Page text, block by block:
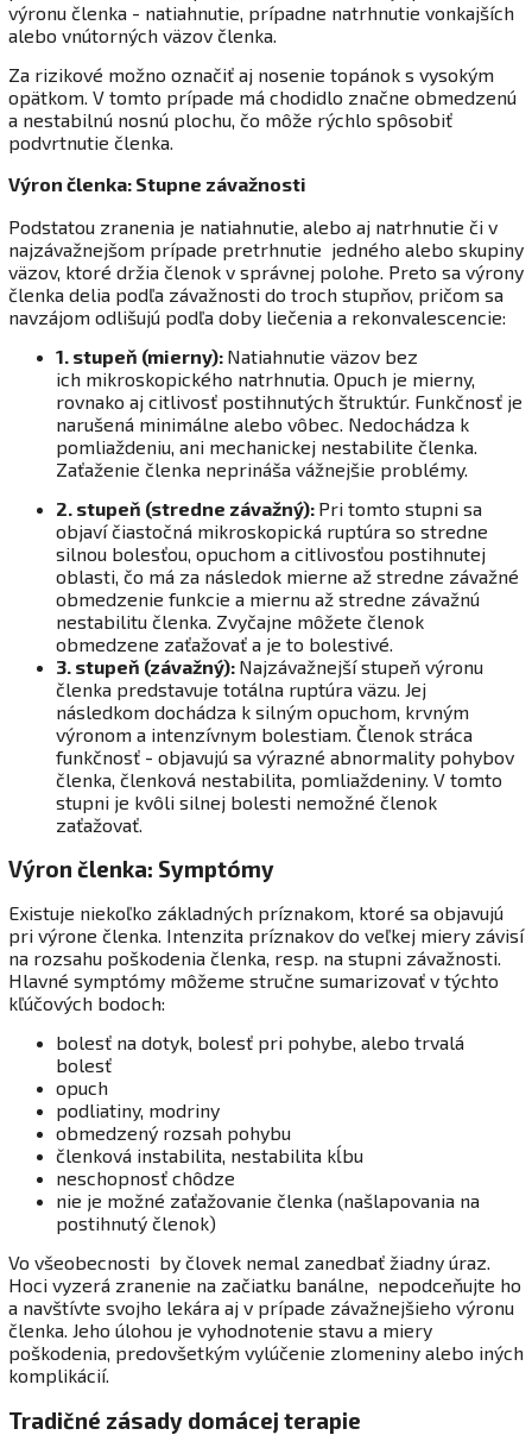
výronu členka - natiahnutie, prípadne natrhnutie vonkajších
alebo vnútorných väzov členka.
Za rizikové možno označiť aj nosenie topánok s vysokým
opätkom. V tomto prípade má chodidlo značne obmedzenú
a nestabilnú nosnú plochu, čo môže rýchlo spôsobiť
podvrtnutie členka.
Výron členka: Stupne závažnosti
Podstatou zranenia je natiahnutie, alebo aj natrhnutie či v
najzávažnejšom prípade pretrhnutie jedného alebo skupiny
väzov, ktoré držia členok v správnej polohe. Preto sa výrony
členka delia podľa závažnosti do troch stupňov, pričom sa
navzájom odlišujú podľa doby liečenia a rekonvalescencie:
1. stupeň (mierny): Natiahnutie väzov bez
ich mikroskopického natrhnutia. Opuch je mierny,
rovnako aj citlivosť postihnutých štruktúr. Funkčnosť je
narušená minimálne alebo vôbec. Nedochádza k
pomliaždeniu, ani mechanickej nestabilite členka.
Zaťaženie členka neprináša vážnejšie problémy.
2. stupeň (stredne závažný): Pri tomto stupni sa
objaví čiastočná mikroskopická ruptúra so stredne
silnou bolesťou, opuchom a citlivosťou postihnutej
oblasti, čo má za následok mierne až stredne závažné
obmedzenie funkcie a miernu až stredne závažnú
nestabilitu členka. Zvyčajne môžete členok
obmedzene zaťažovať a je to bolestivé.
3. stupeň (závažný): Najzávažnejší stupeň výronu
členka predstavuje totálna ruptúra väzu. Jej
následkom dochádza k silným opuchom, krvným
výronom a intenzívnym bolestiam. Členok stráca
funkčnosť - objavujú sa výrazné abnormality pohybov
členka, členková nestabilita, pomliaždeniny. V tomto
stupni je kvôli silnej bolesti nemožné členok
zaťažovať.
Výron členka: Symptómy
Existuje niekoľko základných príznakom, ktoré sa objavujú
pri výrone členka. Intenzita príznakov do veľkej miery závisí
na rozsahu poškodenia členka, resp. na stupni závažnosti.
Hlavné symptómy môžeme stručne sumarizovať v týchto
kľúčových bodoch:
bolesť na dotyk, bolesť pri pohybe, alebo trvalá
bolesť
opuch
podliatiny, modriny
obmedzený rozsah pohybu
členková instabilita, nestabilita kĺbu
neschopnosť chôdze
nie je možné zaťažovanie členka (našlapovania na
postihnutý členok)
Vo všeobecnosti by človek nemal zanedbať žiadny úraz.
Hoci vyzerá zranenie na začiatku banálne, nepodceňujte ho
a navštívte svojho lekára aj v prípade závažnejšieho výronu
členka. Jeho úlohou je vyhodnotenie stavu a miery
poškodenia, predovšetkým vylúčenie zlomeniny alebo iných
komplikácií.
Tradičné zásady domácej terapie